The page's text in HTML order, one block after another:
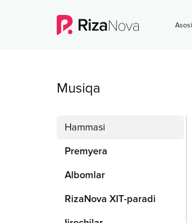
Musiqa
Hammasi
Premyera
Albomlar
RizaNova XIT-paradi